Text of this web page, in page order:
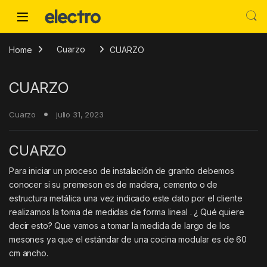
Home Cuarzo CUARZO
CUARZO
Cuarzo julio 31, 2023
CUARZO
Para iniciar un proceso de instalación de granito debemos
conocer si su premeson es de madera, cemento o de
estructura metálica una vez indicado este dato por el cliente
realizamos la toma de medidas de forma lineal . ¿ Qué quiere
decir esto? Que vamos a tomar la medida de largo de los
mesones ya que el estándar de una cocina modular es de 60
cm ancho.